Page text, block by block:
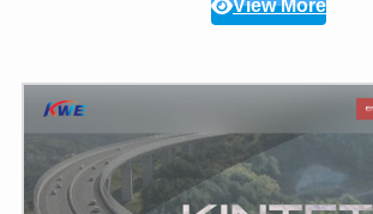
View More